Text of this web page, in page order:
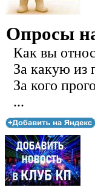
Опросы
Как вы
За какую из
За кого
...